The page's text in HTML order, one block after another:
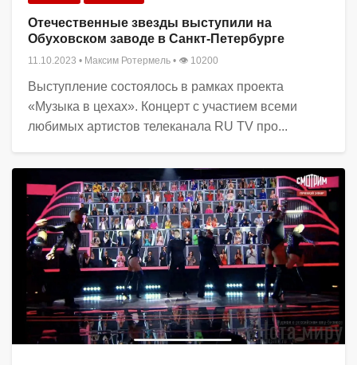
Отечественные звезды выступили на
Обуховском заводе в Санкт-Петербурге
11.10.2023 • Максим Ротермель • 👁 10200
Выступление состоялось в рамках проекта
«Музыка в цехах». Концерт с участием всеми
любимых артистов телеканала RU TV про...